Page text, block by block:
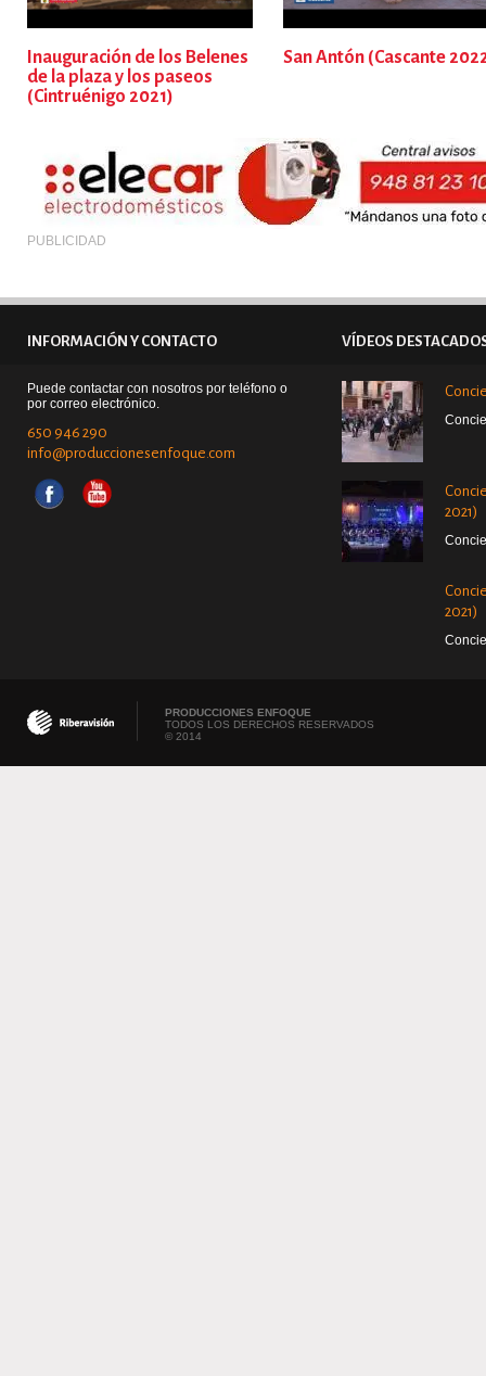
Inauguración de los Belenes
de la plaza y los paseos
(Cintruénigo 2021)
San Antón (Cascante
PUBLICIDAD
INFORMACIÓN Y CONTACTO VÍDEOS
Puede contactar con nosotros por teléfono o
por correo electrónico.
650 946 290
info@produccionesenfoque.com
2021)
2021)
PRODUCCIONES ENFOQUE
TODOS LOS DERECHOS RESERVADOS
© 2014